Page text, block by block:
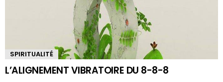
SPIRITUALITÉ
L’ALIGNEMENT VIBRATOIRE DU 8-8-8